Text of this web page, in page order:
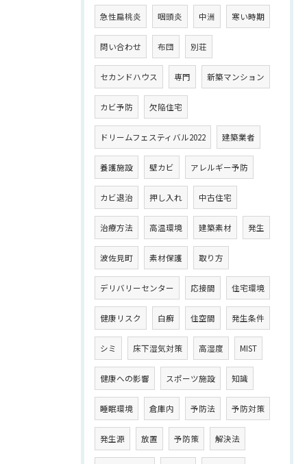
急性扁桃炎 咽頭炎 中洲 寒い時期
問い合わせ 布団 別荘
セカンドハウス 専門 新築マンション
カビ予防 欠陥住宅
ドリームフェスティバル2022 建築業者
養護施設 壁カビ アレルギー予防
カビ退治 押し入れ 中古住宅
治療方法 高温環境 建築素材 発生
波佐見町 素材保護 取り方
デリバリーセンター 応接間 住宅環境
健康リスク 白癬 住空間 発生条件
シミ 床下湿気対策 高湿度 MIST
健康への影響 スポーツ施設 知識
睡眠環境 倉庫内 予防法 予防対策
発生源 放置 予防策 解決法